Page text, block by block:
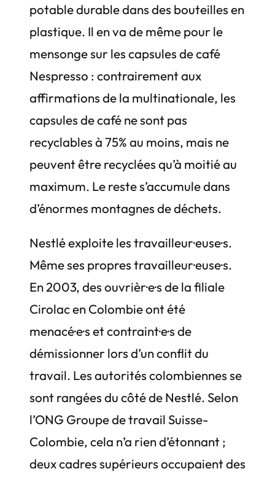
potable durable dans des bouteilles en
plastique. Il en va de même pour le
mensonge sur les capsules de café
Nespresso : contrairement aux
affirmations de la multinationale, les
capsules de café ne sont pas
recyclables à 75% au moins, mais ne
peuvent être recyclées qu’à moitié au
maximum. Le reste s’accumule dans
d’énormes montagnes de déchets.
Nestlé exploite les travailleur·euse·s.
Même ses propres travailleur·euse·s.
En 2003, des ouvrièr·e·s de la filiale
Cirolac en Colombie ont été
menacé·e·s et contraint·e·s de
démissionner lors d’un conflit du
travail. Les autorités colombiennes se
sont rangées du côté de Nestlé. Selon
l’ONG Groupe de travail Suisse-
Colombie, cela n’a rien d’étonnant ;
deux cadres supérieurs occupaient des